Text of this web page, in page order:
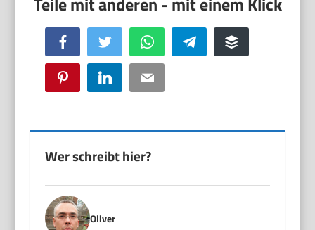
Facebook Twitter WhatsApp Telegram Buffer
Pinterest LinkedIn Email
Wer schreibt hier?
Oliver